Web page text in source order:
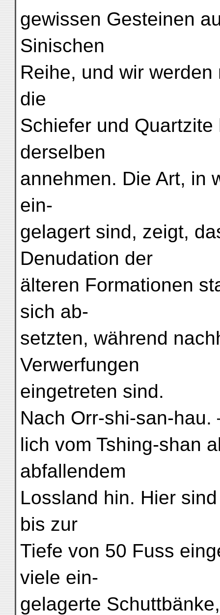
gewissen Gesteinen
Sinischen
Reihe, und wir
die
Schiefer und
derselben
annehmen. Die Art, in
ein-
gelagert sind, zeigt,
Denudation der
älteren Formationen
sich ab-
setzten, während
Verwerfungen
eingetreten sind.
Nach Orr-shi-san-
lich vom Tshing-shan
abfallendem
Lossland hin. Hier
bis zur
Tiefe von 50 Fuss
viele ein-
gelagerte